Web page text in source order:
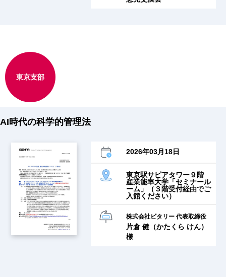
東京支部
AI時代の科学的管理法
2026年03月18日
東京駅サピアタワー９階
産業能率大学「セミナール
ーム」（３階受付経由でご
入館ください）
株式会社ビタリー 代表取締役
片倉 健（かたくら けん）
様